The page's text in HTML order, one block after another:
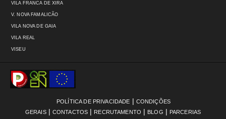
VILA FRANCA DE XIRA
V. NOVA FAMALICÃO
VILA NOVA DE GAIA
VILA REAL
VISEU
POLÍTICA DE PRIVACIDADE | CONDIÇÕES
GERAIS | CONTACTOS | RECRUTAMENTO | BLOG | PARCERIAS